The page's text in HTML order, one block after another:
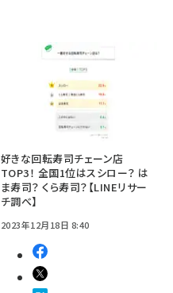
好きな回転寿司チェーン店
TOP3！ 全国1位はスシロー？ は
ま寿司？ くら寿司？【LINEリサー
チ調べ】
2023年12月18日 8:40